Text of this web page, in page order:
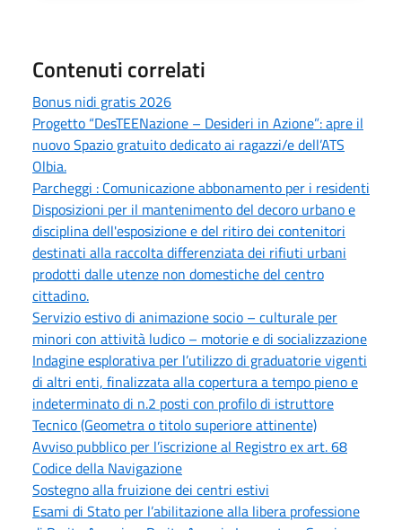
Contenuti correlati
Bonus nidi gratis 2026
Progetto “DesTEENazione – Desideri in Azione”: apre il
nuovo Spazio gratuito dedicato ai ragazzi/e dell’ATS
Olbia.
Parcheggi : Comunicazione abbonamento per i residenti
Disposizioni per il mantenimento del decoro urbano e
disciplina dell'esposizione e del ritiro dei contenitori
destinati alla raccolta differenziata dei rifiuti urbani
prodotti dalle utenze non domestiche del centro
cittadino.
Servizio estivo di animazione socio – culturale per
minori con attività ludico – motorie e di socializzazione
Indagine esplorativa per l’utilizzo di graduatorie vigenti
di altri enti, finalizzata alla copertura a tempo pieno e
indeterminato di n.2 posti con profilo di istruttore
Tecnico (Geometra o titolo superiore attinente)
Avviso pubblico per l’iscrizione al Registro ex art. 68
Codice della Navigazione
Sostegno alla fruizione dei centri estivi
Esami di Stato per l’abilitazione alla libera professione